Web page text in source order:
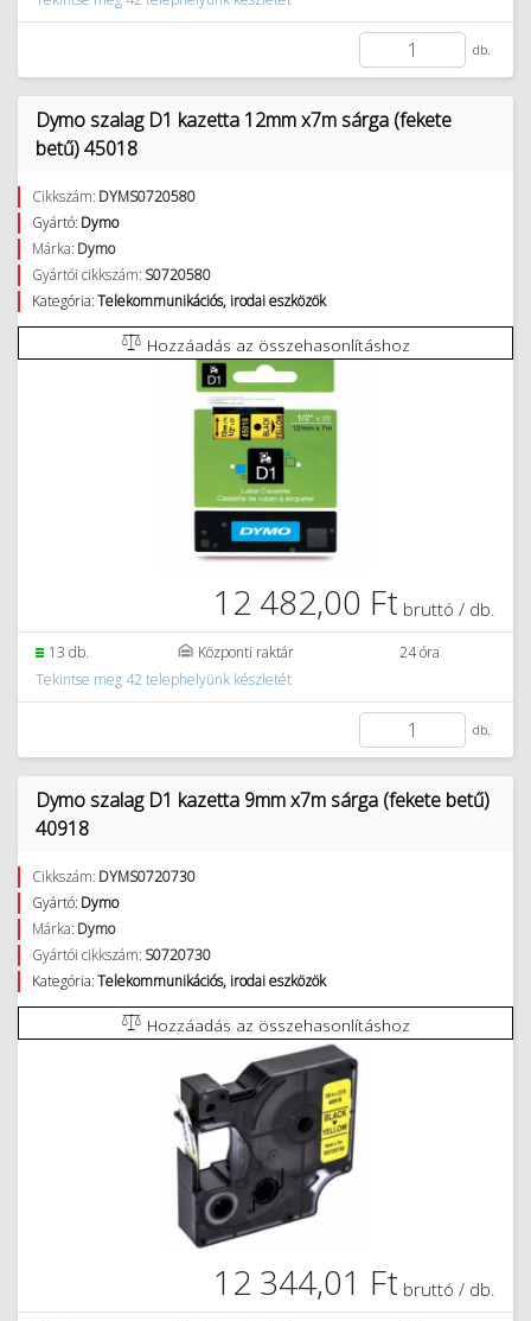
db.
Dymo szalag D1 kazetta 12mm x7m sárga (fekete
betű) 45018
Cikkszám: DYMS0720580
Gyártó: Dymo
Márka: Dymo
Gyártói cikkszám: S0720580
Kategória:Telekommunikációs, irodai eszközök
Hozzáadás az összehasonlításhoz
12 482,00 Ft bruttó / db.
13 db. Központi raktár
24 óra
Tekintse meg 42 telephelyünk készletét
db.
Dymo szalag D1 kazetta 9mm x7m sárga (fekete betű)
40918
Cikkszám: DYMS0720730
Gyártó: Dymo
Márka: Dymo
Gyártói cikkszám: S0720730
Kategória:Telekommunikációs, irodai eszközök
Hozzáadás az összehasonlításhoz
12 344,01 Ft bruttó / db.